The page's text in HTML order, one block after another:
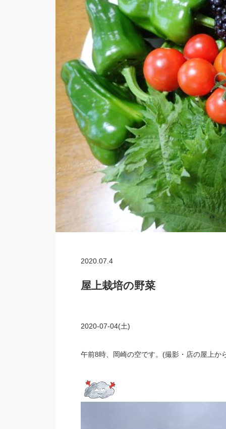
2020.07.4
屋上栽培の野菜
2020-07-04(土)
午前8時、岡崎の空です。(撮影・店の屋上か